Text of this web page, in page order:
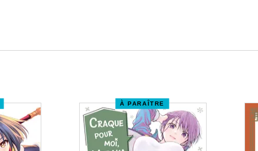
À PARAÎTRE